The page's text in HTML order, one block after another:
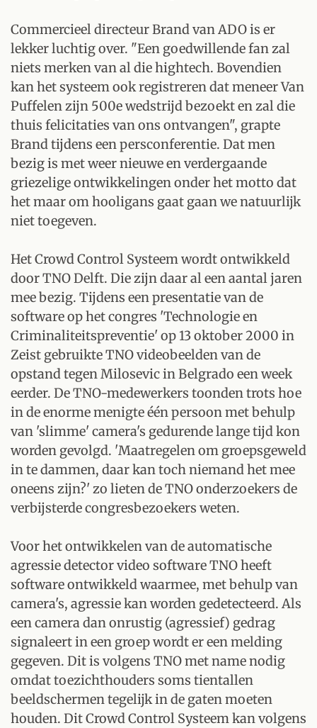
Commercieel directeur Brand van ADO is er
lekker luchtig over. "Een goedwillende fan zal
niets merken van al die hightech. Bovendien
kan het systeem ook registreren dat meneer Van
Puffelen zijn 500e wedstrijd bezoekt en zal die
thuis felicitaties van ons ontvangen", grapte
Brand tijdens een persconferentie. Dat men
bezig is met weer nieuwe en verdergaande
griezelige ontwikkelingen onder het motto dat
het maar om hooligans gaat gaan we natuurlijk
niet toegeven.
Het Crowd Control Systeem wordt ontwikkeld
door TNO Delft. Die zijn daar al een aantal jaren
mee bezig. Tijdens een presentatie van de
software op het congres 'Technologie en
Criminaliteitspreventie' op 13 oktober 2000 in
Zeist gebruikte TNO videobeelden van de
opstand tegen Milosevic in Belgrado een week
eerder. De TNO-medewerkers toonden trots hoe
in de enorme menigte één persoon met behulp
van 'slimme' camera's gedurende lange tijd kon
worden gevolgd. 'Maatregelen om groepsgeweld
in te dammen, daar kan toch niemand het mee
oneens zijn?' zo lieten de TNO onderzoekers de
verbijsterde congresbezoekers weten.
Voor het ontwikkelen van de automatische
agressie detector video software TNO heeft
software ontwikkeld waarmee, met behulp van
camera's, agressie kan worden gedetecteerd. Als
een camera dan onrustig (agressief) gedrag
signaleert in een groep wordt er een melding
gegeven. Dit is volgens TNO met name nodig
omdat toezichthouders soms tientallen
beeldschermen tegelijk in de gaten moeten
houden. Dit Crowd Control Systeem kan volgens